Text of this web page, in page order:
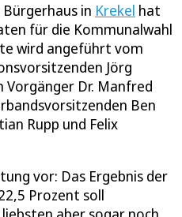
in Krekel hat
für die Kommunalwahl
wird angeführt vom
Jörg
Vorgänger Dr. Manfred
Ben
Rupp und Felix
vor: Das Ergebnis der
Prozent soll